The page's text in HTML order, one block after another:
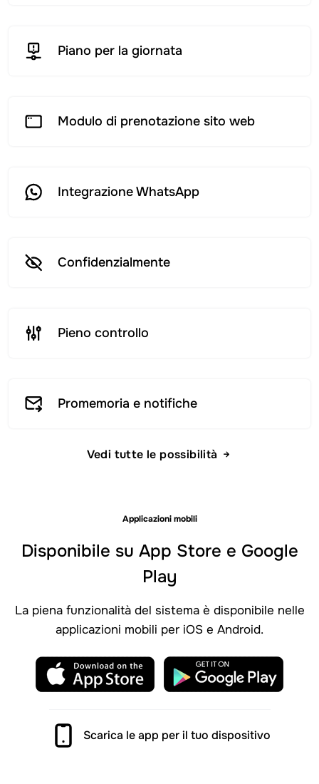
Piano per la giornata
Modulo di prenotazione sito web
Integrazione WhatsApp
Confidenzialmente
Pieno controllo
Promemoria e notifiche
Vedi tutte le possibilità
Applicazioni mobili
Disponibile su App Store e Google
Play
La piena funzionalità del sistema è disponibile nelle
applicazioni mobili per iOS e Android.
Scarica le app per il tuo dispositivo